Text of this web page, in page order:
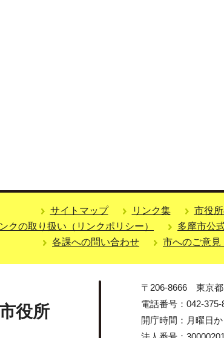
サイトマップ リンク集
市役
クの取り扱い（リンクポリシー）
多摩市公
各課への問い合わせ
市へのご意見
役所
〒206-8666 東京都
電話番号：042-375-
開庁時間：月曜日